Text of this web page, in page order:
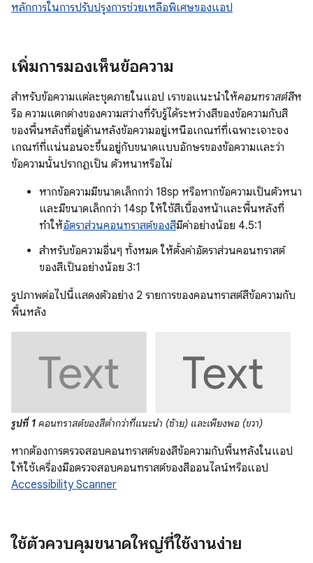
หลักการในการปรับปรุงการช่วยเหลือพิเศษของแอป
เพิ่มการมองเห็นข้อความ
สำหรับข้อความแต่ละชุดภายในแอป เราขอแนะนำให้คอนทราสต์สีห
รือ ความแตกต่างของความสว่างที่รับรู้ได้ระหว่างสีของข้อความกับสี
ของพื้นหลังที่อยู่ด้านหลังข้อความอยู่เหนือเกณฑ์ที่เฉพาะเจาะจง
เกณฑ์ที่แน่นอนจะขึ้นอยู่กับขนาดแบบอักษรของข้อความและว่า
ข้อความนั้นปรากฏเป็น ตัวหนาหรือไม่
หากข้อความมีขนาดเล็กกว่า 18sp หรือหากข้อความเป็นตัวหนา
และมีขนาดเล็กกว่า 14sp ให้ใช้สีเบื้องหน้าและพื้นหลังที่
ทำให้อัตราส่วนคอนทราสต์ของสีมีค่าอย่างน้อย 4.5:1
สำหรับข้อความอื่นๆ ทั้งหมด ให้ตั้งค่าอัตราส่วนคอนทราสต์
ของสีเป็นอย่างน้อย 3:1
รูปภาพต่อไปนี้แสดงตัวอย่าง 2 รายการของคอนทราสต์สีข้อความกับ
พื้นหลัง
รูปที่ 1 คอนทราสต์ของสีต่ำกว่าที่แนะนำ (ซ้าย) และเพียงพอ (ขวา)
หากต้องการตรวจสอบคอนทราสต์ของสีข้อความกับพื้นหลังในแอป
ให้ใช้เครื่องมือตรวจสอบคอนทราสต์ของสีออนไลน์หรือแอป
Accessibility Scanner
ใช้ตัวควบคุมขนาดใหญ่ที่ใช้งานง่าย